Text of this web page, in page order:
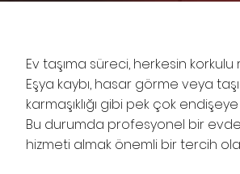
Ev taşıma süreci, herkesin korkulu
Eşya kaybı, hasar görme veya
karmaşıklığı gibi pek çok
Bu durumda profesyonel bir
hizmeti almak önemli bir tercih